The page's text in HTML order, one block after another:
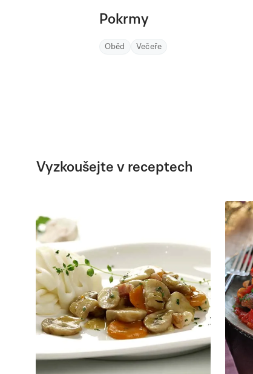
Pokrmy
Oběd Večeře
Vyzkoušejte v receptech